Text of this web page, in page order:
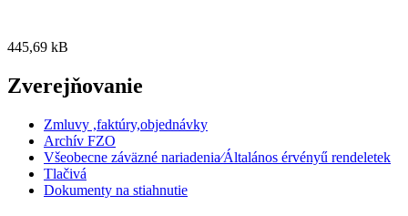
445,69 kB
Zverejňovanie
Zmluvy ,faktúry,objednávky
Archív FZO
Všeobecne záväzné nariadenia⁄Általános érvényű rendeletek
Tlačivá
Dokumenty na stiahnutie